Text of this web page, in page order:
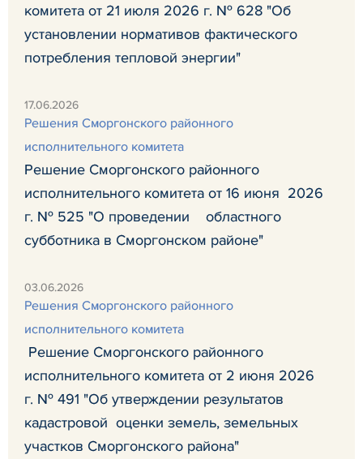
комитета от 21 июля 2026 г. № 628 "Об
установлении нормативов фактического
потребления тепловой энергии"
17.06.2026
Решения Сморгонского районного
исполнительного комитета
Решение Сморгонского районного
исполнительного комитета от 16 июня 2026
г. № 525 "О проведении областного
субботника в Сморгонском районе"
03.06.2026
Решения Сморгонского районного
исполнительного комитета
Решение Сморгонского районного
исполнительного комитета от 2 июня 2026
г. № 491 "Об утверждении результатов
кадастровой оценки земель, земельных
участков Сморгонского района"